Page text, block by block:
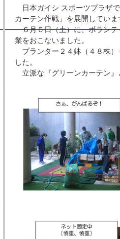
日本ガイシ スポーツプラザ
カーテン作戦」を展開していま
６月６日（土）に、ボランテ
業をおこないました。
プランター２４鉢（４８株）
した。
立派な『グリーンカーテン』